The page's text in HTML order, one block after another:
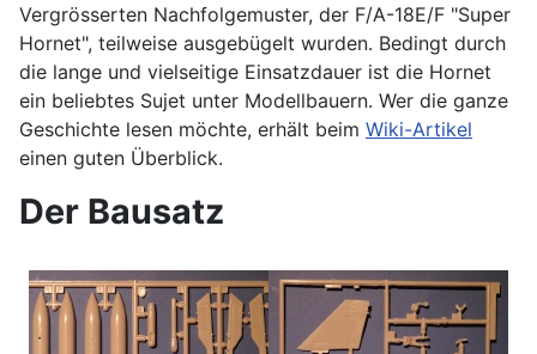
Vergrösserten Nachfolgemuster, der F/A-18E/F "Super
Hornet", teilweise ausgebügelt wurden. Bedingt durch
die lange und vielseitige Einsatzdauer ist die Hornet
ein beliebtes Sujet unter Modellbauern. Wer die ganze
Geschichte lesen möchte, erhält beim Wiki-Artikel
einen guten Überblick.
Der Bausatz